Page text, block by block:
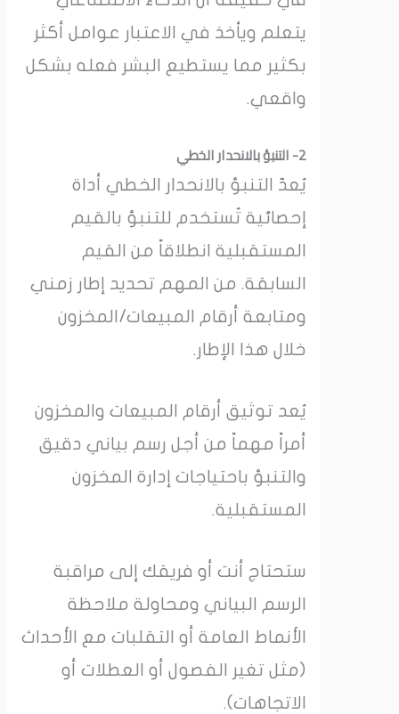
يتعلم ويأخذ في الاعتبار عوامل أكثر
بكثير مما يستطيع البشر فعله بشكل
واقعي.
يُعدّ التنبؤ بالانحدار الخطي أداة
إحصائية تُستخدم للتنبؤ بالقيم
المستقبلية انطلاقاً من القيم
السابقة. من المهم تحديد إطار زمني
ومتابعة أرقام المبيعات/المخزون
خلال هذا الإطار.
يُعد توثيق أرقام المبيعات والمخزون
أمراً مهماً من أجل رسم بياني دقيق
والتنبؤ باحتياجات إدارة المخزون
المستقبلية.
ستحتاج أنت أو فريقك إلى مراقبة
الرسم البياني ومحاولة ملاحظة
الأنماط العامة أو التقلبات مع الأحداث
(مثل تغير الفصول أو العطلات أو
الاتجاهات).